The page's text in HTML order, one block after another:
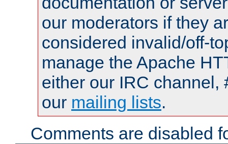
our moderators if they
considered invalid/off-
manage the Apache
either our IRC channel,
our mailing lists.
Comments are disabled